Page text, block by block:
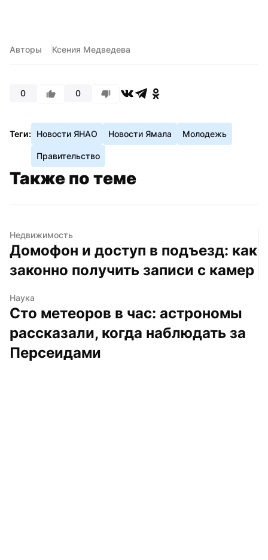
Авторы Ксения Медведева
0 0
Теги: Новости ЯНАО Новости Ямала Молодежь
Правительство
Также по теме
Недвижимость
Домофон и доступ в подъезд: как
законно получить записи с камер
Наука
Сто метеоров в час: астрономы
рассказали, когда наблюдать за
Персеидами